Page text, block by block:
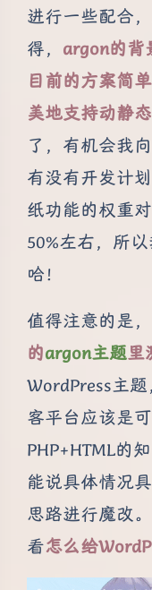
进行一些配合
得， argon的背
目前的方案简
美地支持动静
了，有机会我
有没有开发计
纸功能的权重
50%左右，所
哈！
值得注意的是，
的argon主题里
WordPress主
客平台应该是
PHP+HTML的
能说具体情况
思路进行魔改
看怎么给